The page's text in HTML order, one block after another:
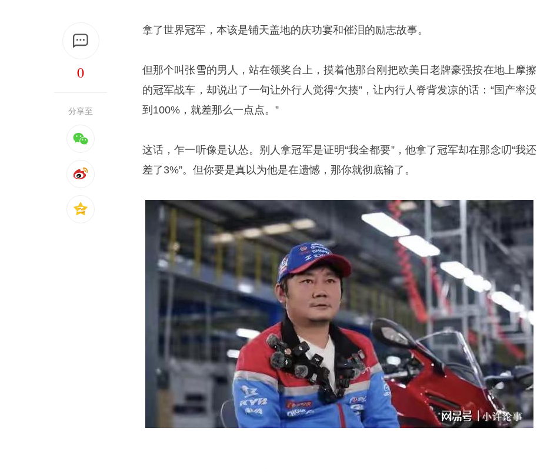
0
分享至
拿了世界冠军，本该是铺天盖地的庆功宴和催泪的励志故事。
但那个叫张雪的男人，站在领奖台上，摸着他那台刚把欧美日老牌豪强按在地上摩擦
的冠军战车，却说出了一句让外行人觉得“欠揍”，让内行人脊背发凉的话：“国产率没
到100%，就差那么一点点。”
这话，乍一听像是认怂。别人拿冠军是证明“我全都要”，他拿了冠军却在那念叨“我还
差了3%”。但你要是真以为他是在遗憾，那你就彻底输了。